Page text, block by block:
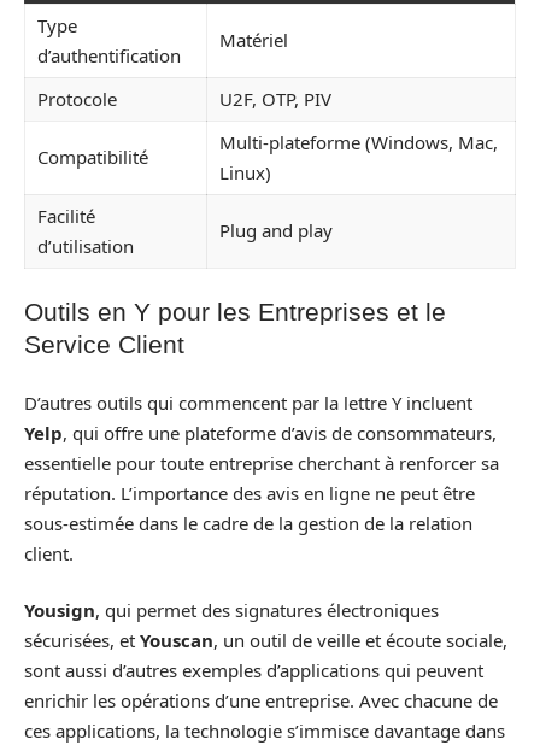
Type
d’authentification
Matériel
Protocole U2F, OTP, PIV
Compatibilité
Multi-plateforme (Windows, Mac,
Linux)
Facilité
d’utilisation
Plug and play
Outils en Y pour les Entreprises et le
Service Client
D’autres outils qui commencent par la lettre Y incluent
Yelp, qui offre une plateforme d’avis de consommateurs,
essentielle pour toute entreprise cherchant à renforcer sa
réputation. L’importance des avis en ligne ne peut être
sous-estimée dans le cadre de la gestion de la relation
client.
Yousign, qui permet des signatures électroniques
sécurisées, et Youscan, un outil de veille et écoute sociale,
sont aussi d’autres exemples d’applications qui peuvent
enrichir les opérations d’une entreprise. Avec chacune de
ces applications, la technologie s’immisce davantage dans